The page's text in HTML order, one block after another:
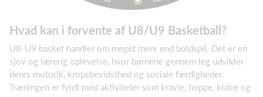
Hvad kan i forvente af U8/U9 Basketball?
U8-U9 basket handler om meget mere end boldspil. Det er en
sjov og lærerig oplevelse, hvor børnene gennem leg udvikler
deres motorik, kropsbevidsthed og sociale færdigheder.
Træningen er fyldt med aktiviteter som kravle, hoppe, klatre og